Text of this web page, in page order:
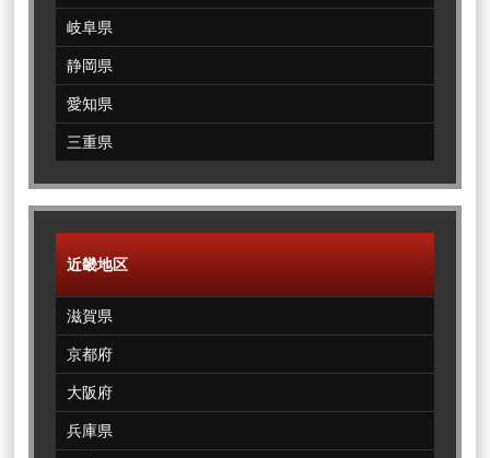
岐阜県
静岡県
愛知県
三重県
近畿地区
滋賀県
京都府
大阪府
兵庫県